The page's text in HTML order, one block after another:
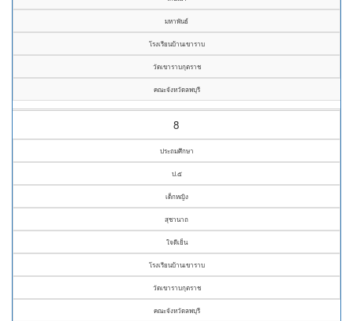
มหาพันธ์
โรงเรียนบ้านเขาราบ
วัดเขาราบกุตราช
คณะจังหวัดลพบุรี
8
ประถมศึกษา
ป.๕
เด็กหญิง
สุชานาถ
ใจดีเย็น
โรงเรียนบ้านเขาราบ
วัดเขาราบกุตราช
คณะจังหวัดลพบุรี